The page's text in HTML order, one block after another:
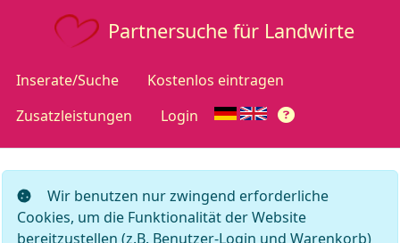
Partnersuche für Landwirte
Inserate/Suche
Kostenlos eintragen
Zusatzleistungen
Login
Wir benutzen nur zwingend erforderliche
Cookies, um die Funktionalität der Website
bereitzustellen (z.B. Benutzer-Login und Warenkorb)